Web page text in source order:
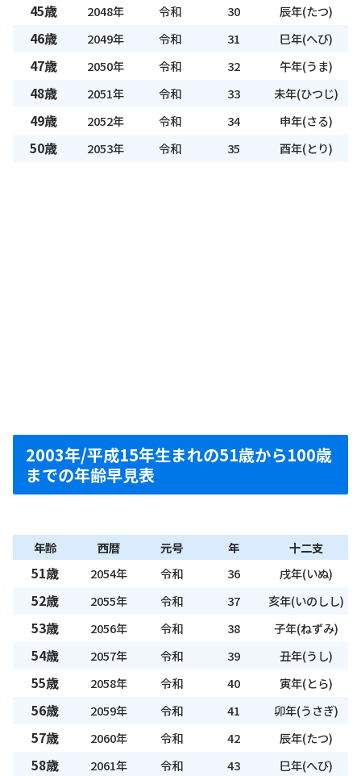
45歳 2048年 令和 30 辰年(たつ)
46歳 2049年 令和 31 巳年(へび)
47歳 2050年 令和 32 午年(うま)
48歳 2051年 令和 33 未年(ひつじ)
49歳 2052年 令和 34 申年(さる)
50歳 2053年 令和 35 酉年(とり)
2003年/平成15年生まれの51歳から100歳
までの年齢早見表
年齢 西暦 元号 年 十二支
51歳 2054年 令和 36 戌年(いぬ)
52歳 2055年 令和 37 亥年(いのしし)
53歳 2056年 令和 38 子年(ねずみ)
54歳 2057年 令和 39 丑年(うし)
55歳 2058年 令和 40 寅年(とら)
56歳 2059年 令和 41 卯年(うさぎ)
57歳 2060年 令和 42 辰年(たつ)
58歳 2061年 令和 43 巳年(へび)